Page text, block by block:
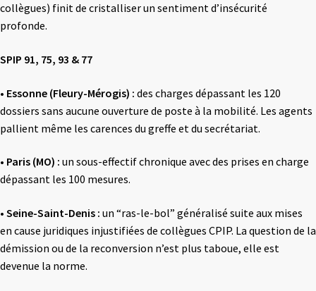
collègues) finit de cristalliser un sentiment d’insécurité
profonde.
SPIP 91, 75, 93 & 77
• Essonne (Fleury-Mérogis) : des charges dépassant les 120
dossiers sans aucune ouverture de poste à la mobilité. Les agents
pallient même les carences du greffe et du secrétariat.
• Paris (MO) : un sous-effectif chronique avec des prises en charge
dépassant les 100 mesures.
• Seine-Saint-Denis : un “ras-le-bol” généralisé suite aux mises
en cause juridiques injustifiées de collègues CPIP. La question de la
démission ou de la reconversion n’est plus taboue, elle est
devenue la norme.